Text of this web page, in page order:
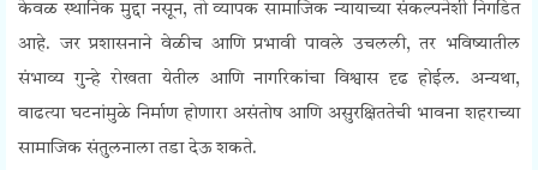
केवळ स्थानिक मुद्दा नसून, तो व्यापक सामाजिक न्यायाच्या संकल्पनेशी निगडित
आहे. जर प्रशासनाने वेळीच आणि प्रभावी पावले उचलली, तर भविष्यातील
संभाव्य गुन्हे रोखता येतील आणि नागरिकांचा विश्वास दृढ होईल. अन्यथा,
वाढत्या घटनांमुळे निर्माण होणारा असंतोष आणि असुरक्षिततेची भावना शहराच्या
सामाजिक संतुलनाला तडा देऊ शकते.